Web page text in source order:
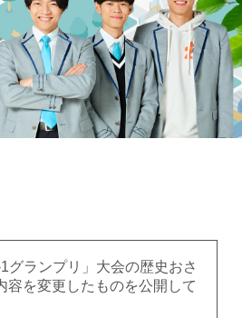
グランプリ」大会の歴史おさ
容を変更したものを公開して